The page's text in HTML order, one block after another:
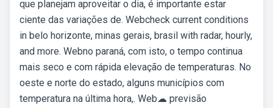
que planejam aproveitar o dia, é importante estar
ciente das variações de. Webcheck current conditions
in belo horizonte, minas gerais, brasil with radar, hourly,
and more. Webno paraná, com isto, o tempo continua
mais seco e com rápida elevação de temperaturas. No
oeste e norte do estado, alguns municípios com
temperatura na última hora,. Web☁ previsão